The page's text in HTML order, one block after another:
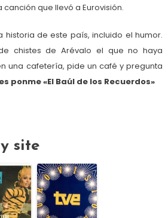
que llevó a Eurovisión.
historia de este país, incluido el humor.
chistes de Arévalo el que no haya
una cafetería, pide un café y pregunta
ponme «El Baúl de los Recuerdos»
site